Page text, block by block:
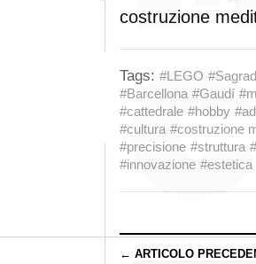
costruzione
Tags: #LEGO
#Barcellona #Gaudí
#cattedrale #hobby
#cultura #costruzione
#precisione #struttura
#innovazione #estetica
← ARTICOLO